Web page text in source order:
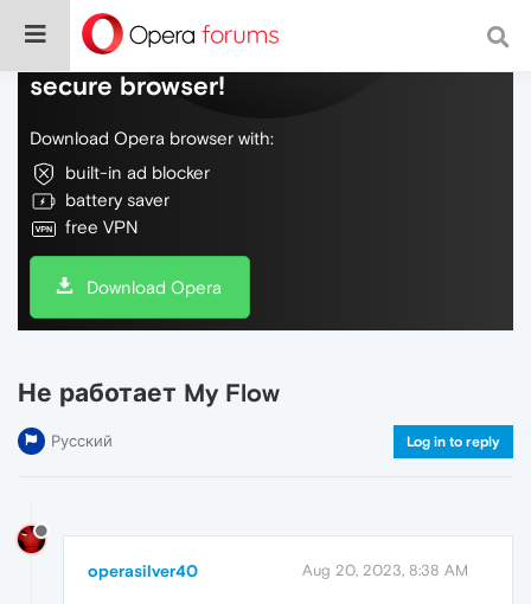
Do more on the web, with a fast and
secure browser!
Download Opera browser with:
built-in ad blocker
battery saver
free VPN
Download Opera
Не работает My Flow
Русский Log in to reply
operasilver40 Aug 20, 2023, 8:38 AM